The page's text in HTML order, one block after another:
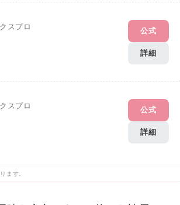
スプロ 公式
詳細
スプロ 公式
詳細
ます。